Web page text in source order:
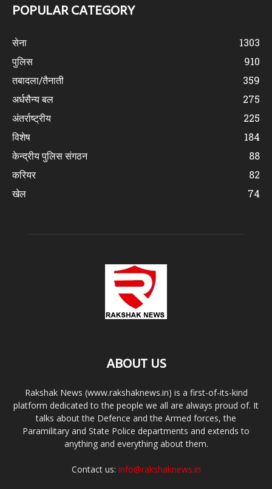
POPULAR CATEGORY
सेना
1303
पुलिस
910
तबादला/तैनाती
359
अर्धसैन्य बल
275
अंतर्राष्ट्रीय
225
विशेष
184
केन्द्रीय पुलिस संगठन
88
करियर
82
खेल
74
ABOUT US
Rakshak News (www.rakshaknews.in) is a first-of-its-kind
platform dedicated to the people we all are always proud of. It
talks about the Defence and the Armed forces, the
Paramilitary and State Police departments and extends to
anything and everything about them.
Contact us: info@rakshaknews.in